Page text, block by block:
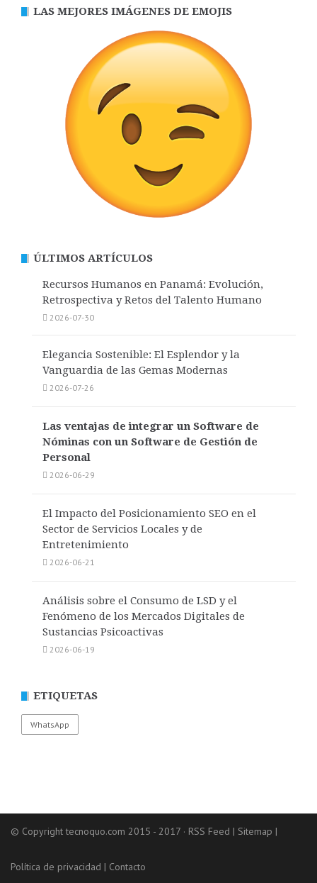
LAS MEJORES IMÁGENES DE EMOJIS
ÚLTIMOS ARTÍCULOS
Recursos Humanos en Panamá: Evolución,
Retrospectiva y Retos del Talento Humano
2026-07-30
Elegancia Sostenible: El Esplendor y la
Vanguardia de las Gemas Modernas
2026-07-26
Las ventajas de integrar un Software de
Nóminas con un Software de Gestión de
Personal
2026-06-29
El Impacto del Posicionamiento SEO en el
Sector de Servicios Locales y de
Entretenimiento
2026-06-21
Análisis sobre el Consumo de LSD y el
Fenómeno de los Mercados Digitales de
Sustancias Psicoactivas
2026-06-19
ETIQUETAS
WhatsApp
© Copyright tecnoquo.com 2015 - 2017 · RSS Feed | Sitemap |
Política de privacidad | Contacto